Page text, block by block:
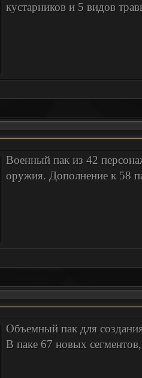
кустарников и 5 видов
Военный пак из 42
оружия. Дополнение к 58
Объемный пак для
В паке 67 новых